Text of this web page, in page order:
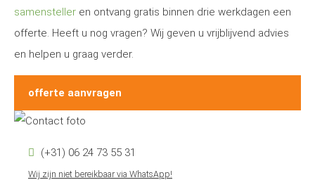
samensteller en ontvang gratis binnen drie werkdagen een
offerte. Heeft u nog vragen? Wij geven u vrijblijvend advies
en helpen u graag verder.
offerte aanvragen
(+31) 06 24 73 55 31
Wij zijn niet bereikbaar via WhatsApp!